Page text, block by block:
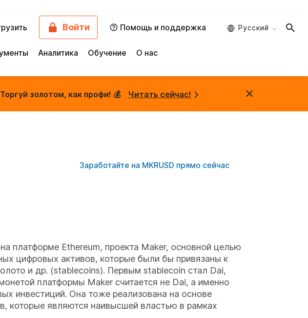
Войти Помощь и поддержка Русский
Аналитика Обучение О нас
золотом, как профи! 💰 Читать сейчас!
Заработайте на MKRUSD прямо сейчас
платформе Ethereum, проекта Maker, основной целью
цифровых активов, которые были бы привязаны к
и др. (stablecoins). Первым stablecoin стал Dai,
платформы Maker считается не Dai, а именно
инвестиций. Она тоже реализована на основе
которые являются наивысшей властью в рамках